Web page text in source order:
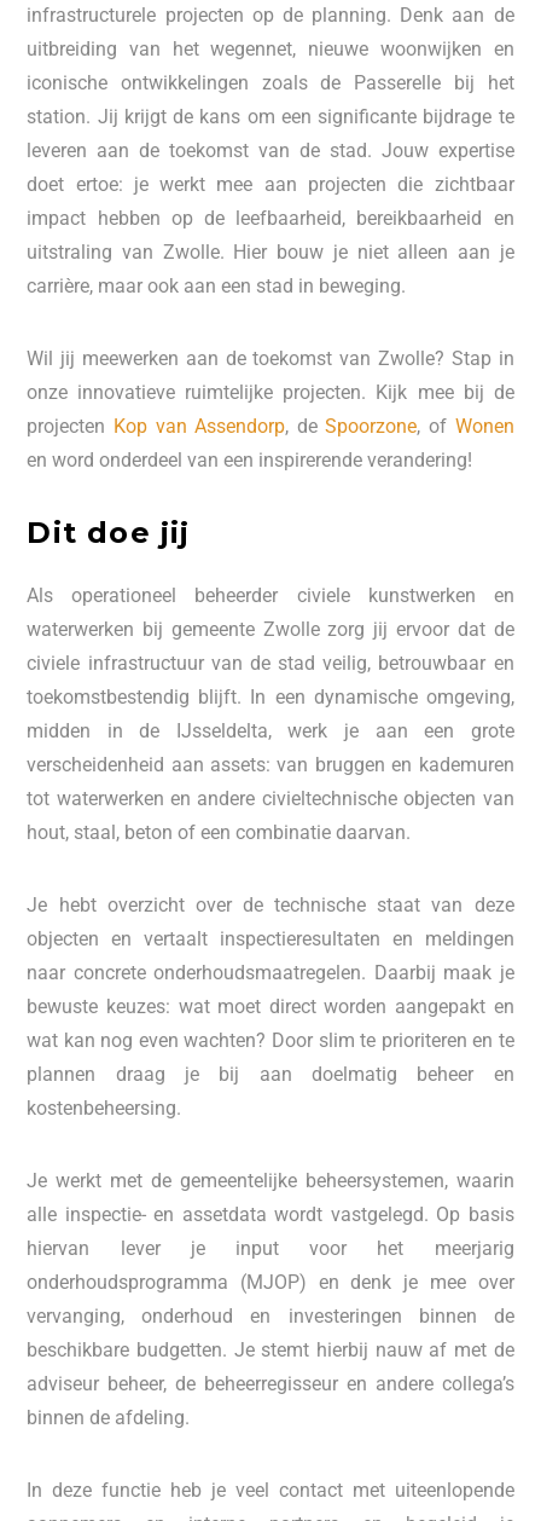
infrastructurele projecten op de planning. Denk aan de
uitbreiding van het wegennet, nieuwe woonwijken en
iconische ontwikkelingen zoals de Passerelle bij het
station. Jij krijgt de kans om een significante bijdrage te
leveren aan de toekomst van de stad. Jouw expertise
doet ertoe: je werkt mee aan projecten die zichtbaar
impact hebben op de leefbaarheid, bereikbaarheid en
uitstraling van Zwolle. Hier bouw je niet alleen aan je
carrière, maar ook aan een stad in beweging.
Wil jij meewerken aan de toekomst van Zwolle? Stap in
onze innovatieve ruimtelijke projecten. Kijk mee bij de
projecten Kop van Assendorp, deSpoorzone, of Wonen
en word onderdeel van een inspirerende verandering!
Dit doe jij
Als operationeel beheerder civiele kunstwerken en
waterwerken bij gemeente Zwolle zorg jij ervoor dat de
civiele infrastructuur van de stad veilig, betrouwbaar en
toekomstbestendig blijft. In een dynamische omgeving,
midden in de IJsseldelta, werk je aan een grote
verscheidenheid aan assets: van bruggen en kademuren
tot waterwerken en andere civieltechnische objecten van
hout, staal, beton of een combinatie daarvan.
Je hebt overzicht over de technische staat van deze
objecten en vertaalt inspectieresultaten en meldingen
naar concrete onderhoudsmaatregelen. Daarbij maak je
bewuste keuzes: wat moet direct worden aangepakt en
wat kan nog even wachten? Door slim te prioriteren en te
plannen draag je bij aan doelmatig beheer en
kostenbeheersing.
Je werkt met de gemeentelijke beheersystemen, waarin
alle inspectie- en assetdata wordt vastgelegd. Op basis
hiervan lever je input voor het meerjarig
onderhoudsprogramma (MJOP) en denk je mee over
vervanging, onderhoud en investeringen binnen de
beschikbare budgetten. Je stemt hierbij nauw af met de
adviseur beheer, de beheerregisseur en andere collega’s
binnen de afdeling.
In deze functie heb je veel contact met uiteenlopende